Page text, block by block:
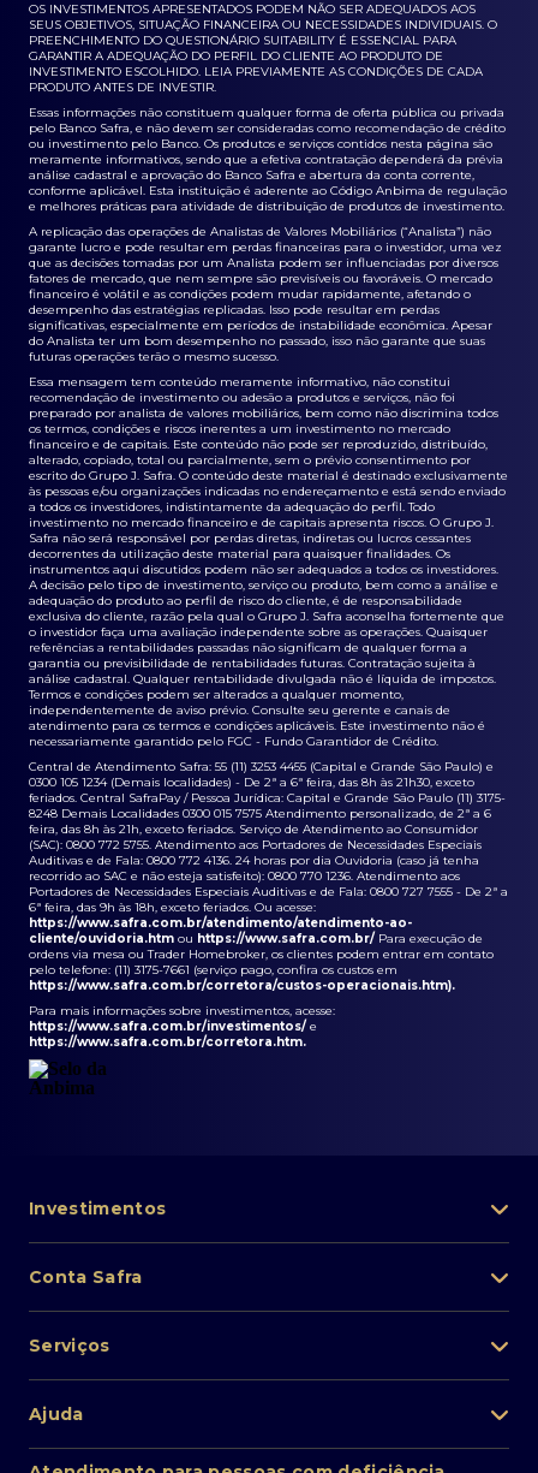
OS INVESTIMENTOS APRESENTADOS PODEM NÃO SER ADEQUADOS AOS
SEUS OBJETIVOS, SITUAÇÃO FINANCEIRA OU NECESSIDADES INDIVIDUAIS. O
PREENCHIMENTO DO QUESTIONÁRIO SUITABILITY É ESSENCIAL PARA
GARANTIR A ADEQUAÇÃO DO PERFIL DO CLIENTE AO PRODUTO DE
INVESTIMENTO ESCOLHIDO. LEIA PREVIAMENTE AS CONDIÇÕES DE CADA
PRODUTO ANTES DE INVESTIR.
Essas informações não constituem qualquer forma de oferta pública ou privada
pelo Banco Safra, e não devem ser consideradas como recomendação de crédito
ou investimento pelo Banco. Os produtos e serviços contidos nesta página são
meramente informativos, sendo que a efetiva contratação dependerá da prévia
análise cadastral e aprovação do Banco Safra e abertura da conta corrente,
conforme aplicável. Esta instituição é aderente ao Código Anbima de regulação
e melhores práticas para atividade de distribuição de produtos de investimento.
A replicação das operações de Analistas de Valores Mobiliários (“Analista”) não
garante lucro e pode resultar em perdas financeiras para o investidor, uma vez
que as decisões tomadas por um Analista podem ser influenciadas por diversos
fatores de mercado, que nem sempre são previsíveis ou favoráveis. O mercado
financeiro é volátil e as condições podem mudar rapidamente, afetando o
desempenho das estratégias replicadas. Isso pode resultar em perdas
significativas, especialmente em períodos de instabilidade econômica. Apesar
do Analista ter um bom desempenho no passado, isso não garante que suas
futuras operações terão o mesmo sucesso.
Essa mensagem tem conteúdo meramente informativo, não constitui
recomendação de investimento ou adesão a produtos e serviços, não foi
preparado por analista de valores mobiliários, bem como não discrimina todos
os termos, condições e riscos inerentes a um investimento no mercado
financeiro e de capitais. Este conteúdo não pode ser reproduzido, distribuído,
alterado, copiado, total ou parcialmente, sem o prévio consentimento por
escrito do Grupo J. Safra. O conteúdo deste material é destinado exclusivamente
às pessoas e/ou organizações indicadas no endereçamento e está sendo enviado
a todos os investidores, indistintamente da adequação do perfil. Todo
investimento no mercado financeiro e de capitais apresenta riscos. O Grupo J.
Safra não será responsável por perdas diretas, indiretas ou lucros cessantes
decorrentes da utilização deste material para quaisquer finalidades. Os
instrumentos aqui discutidos podem não ser adequados a todos os investidores.
A decisão pelo tipo de investimento, serviço ou produto, bem como a análise e
adequação do produto ao perfil de risco do cliente, é de responsabilidade
exclusiva do cliente, razão pela qual o Grupo J. Safra aconselha fortemente que
o investidor faça uma avaliação independente sobre as operações. Quaisquer
referências a rentabilidades passadas não significam de qualquer forma a
garantia ou previsibilidade de rentabilidades futuras. Contratação sujeita à
análise cadastral. Qualquer rentabilidade divulgada não é líquida de impostos.
Termos e condições podem ser alterados a qualquer momento,
independentemente de aviso prévio. Consulte seu gerente e canais de
atendimento para os termos e condições aplicáveis. Este investimento não é
necessariamente garantido pelo FGC - Fundo Garantidor de Crédito.
Central de Atendimento Safra: 55 (11) 3253 4455 (Capital e Grande São Paulo) e
0300 105 1234 (Demais localidades) - De 2ª a 6ª feira, das 8h às 21h30, exceto
feriados. Central SafraPay / Pessoa Jurídica: Capital e Grande São Paulo (11) 3175-
8248 Demais Localidades 0300 015 7575 Atendimento personalizado, de 2ª a 6
feira, das 8h às 21h, exceto feriados. Serviço de Atendimento ao Consumidor
(SAC): 0800 772 5755. Atendimento aos Portadores de Necessidades Especiais
Auditivas e de Fala: 0800 772 4136. 24 horas por dia Ouvidoria (caso já tenha
recorrido ao SAC e não esteja satisfeito): 0800 770 1236. Atendimento aos
Portadores de Necessidades Especiais Auditivas e de Fala: 0800 727 7555 - De 2ª a
6ª feira, das 9h às 18h, exceto feriados. Ou acesse:
https://www.safra.com.br/atendimento/atendimento-ao-
cliente/ouvidoria.htm ou https://www.safra.com.br/ Para execução de
ordens via mesa ou Trader Homebroker, os clientes podem entrar em contato
pelo telefone: (11) 3175-7661 (serviço pago, confira os custos em
https://www.safra.com.br/corretora/custos-operacionais.htm).
Para mais informações sobre investimentos, acesse:
https://www.safra.com.br/investimentos/ e
https://www.safra.com.br/corretora.htm.
Investimentos
Lista de fundos de investimento
Private Banking
Renda fixa
Conta Safra
Pessoa Física
Cartões
Empréstimos e financiamentos
Serviços
Perda/roubo de celular
Ajuda
Atendimento ao cliente